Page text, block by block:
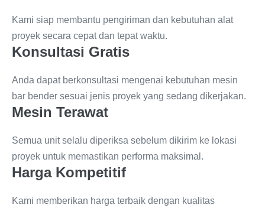
Kami siap membantu pengiriman dan kebutuhan alat
proyek secara cepat dan tepat waktu.
Konsultasi Gratis
Anda dapat berkonsultasi mengenai kebutuhan mesin
bar bender sesuai jenis proyek yang sedang dikerjakan.
Mesin Terawat
Semua unit selalu diperiksa sebelum dikirim ke lokasi
proyek untuk memastikan performa maksimal.
Harga Kompetitif
Kami memberikan harga terbaik dengan kualitas